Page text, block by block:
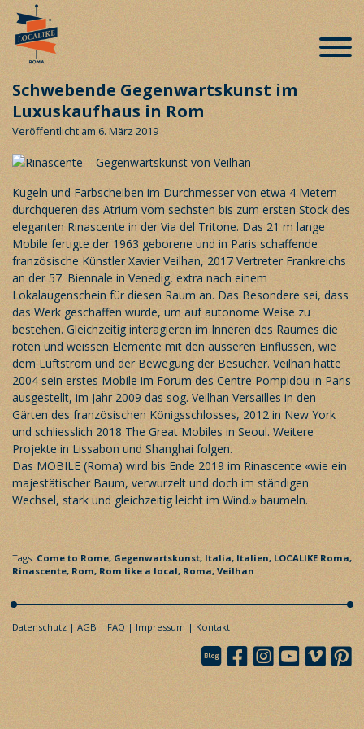
Schwebende Gegenwartskunst im
Luxuskaufhaus in Rom
Veröffentlicht am 6. März 2019
Kugeln und Farbscheiben im Durchmesser von etwa 4 Metern
durchqueren das Atrium vom sechsten bis zum ersten Stock des
eleganten Rinascente in der Via del Tritone. Das 21 m lange
Mobile fertigte der 1963 geborene und in Paris schaffende
französische Künstler Xavier Veilhan, 2017 Vertreter Frankreichs
an der 57. Biennale in Venedig, extra nach einem
Lokalaugenschein für diesen Raum an. Das Besondere sei, dass
das Werk geschaffen wurde, um auf autonome Weise zu
bestehen. Gleichzeitig interagieren im Inneren des Raumes die
roten und weissen Elemente mit den äusseren Einflüssen, wie
dem Luftstrom und der Bewegung der Besucher. Veilhan hatte
2004 sein erstes Mobile im Forum des Centre Pompidou in Paris
ausgestellt, im Jahr 2009 das sog. Veilhan Versailles in den
Gärten des französischen Königsschlosses, 2012 in New York
und schliesslich 2018 The Great Mobiles in Seoul. Weitere
Projekte in Lissabon und Shanghai folgen.
Das MOBILE (Roma) wird bis Ende 2019 im Rinascente «wie ein
majestätischer Baum, verwurzelt und doch im ständigen
Wechsel, stark und gleichzeitig leicht im Wind.» baumeln.
Tags: Come to Rome, Gegenwartskunst, Italia, Italien, LOCALIKE Roma,
Rinascente, Rom, Rom like a local, Roma, Veilhan
Datenschutz AGB FAQ Impressum Kontakt